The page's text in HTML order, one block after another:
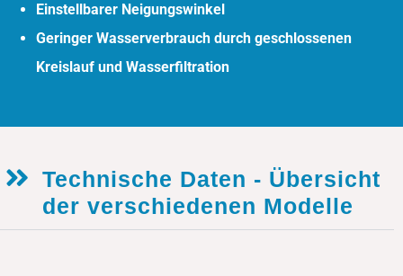
Einstellbarer Neigungswinkel
Geringer Wasserverbrauch durch geschlossenen
Kreislauf und Wasserfiltration
Technische Daten - Übersicht
der verschiedenen Modelle